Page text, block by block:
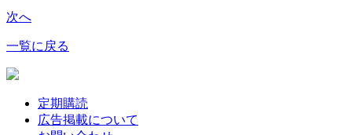
次へ
一覧に戻る
定期購読
広告掲載について